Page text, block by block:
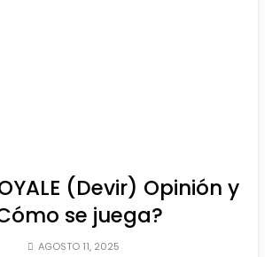
(Devir) Opinión y
se juega?
AGOSTO 11, 2025